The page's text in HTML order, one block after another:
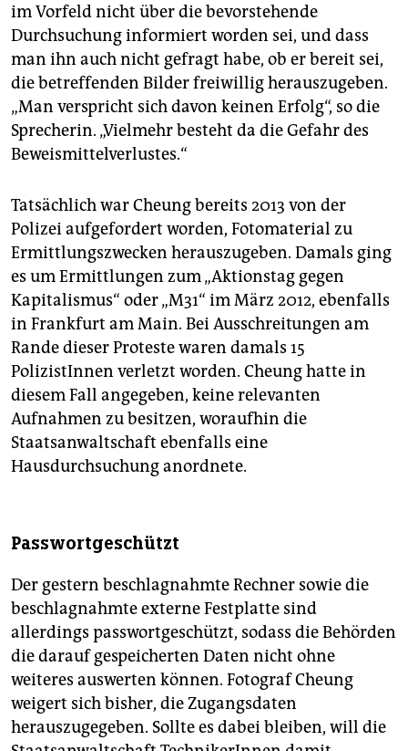
im Vorfeld nicht über die bevorstehende
Durchsuchung informiert worden sei, und dass
man ihn auch nicht gefragt habe, ob er bereit sei,
die betreffenden Bilder freiwillig herauszugeben.
„Man verspricht sich davon keinen Erfolg“, so die
Sprecherin. „Vielmehr besteht da die Gefahr des
Beweismittelverlustes.“
Tatsächlich war Cheung bereits 2013 von der
Polizei aufgefordert worden, Fotomaterial zu
Ermittlungszwecken herauszugeben. Damals ging
es um Ermittlungen zum „Aktionstag gegen
Kapitalismus“ oder „M31“ im März 2012, ebenfalls
in Frankfurt am Main. Bei Ausschreitungen am
Rande dieser Proteste waren damals 15
PolizistInnen verletzt worden. Cheung hatte in
diesem Fall angegeben, keine relevanten
Aufnahmen zu besitzen, woraufhin die
Staatsanwaltschaft ebenfalls eine
Hausdurchsuchung anordnete.
Passwortgeschützt
Der gestern beschlagnahmte Rechner sowie die
beschlagnahmte externe Festplatte sind
allerdings passwortgeschützt, sodass die Behörden
die darauf gespeicherten Daten nicht ohne
weiteres auswerten können. Fotograf Cheung
weigert sich bisher, die Zugangsdaten
herauszugegeben. Sollte es dabei bleiben, will die